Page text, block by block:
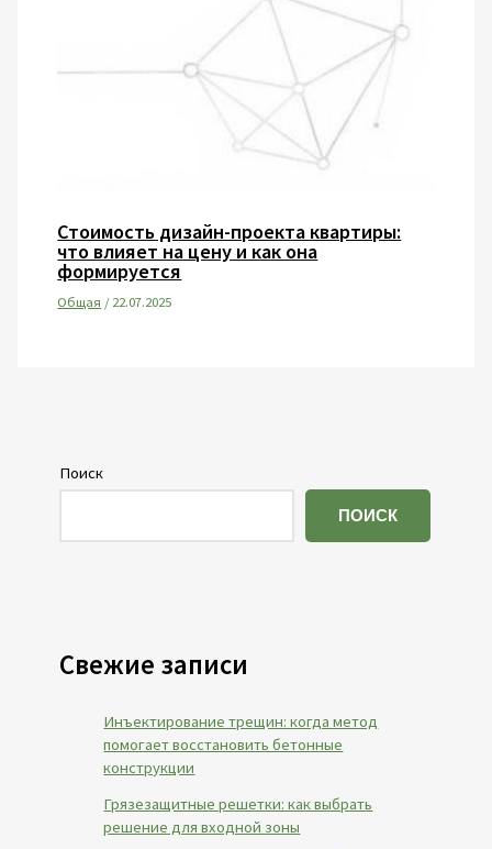
Стоимость дизайн-проекта квартиры:
что влияет на цену и как она
формируется
Общая /22.07.2025
Поиск
ПОИСК
Свежие записи
Инъектирование трещин: когда метод
помогает восстановить бетонные
конструкции
Грязезащитные решетки: как выбрать
решение для входной зоны